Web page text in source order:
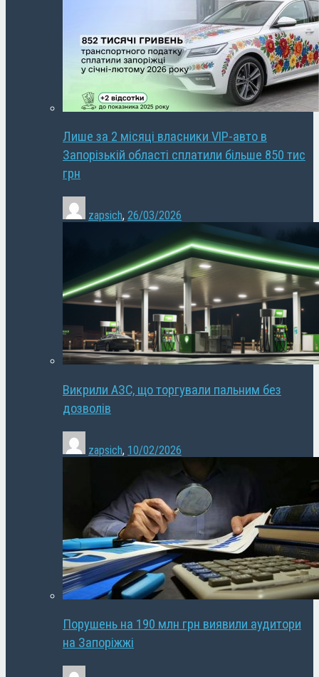
Лише за 2 місяці власники VIP-авто в
Запорізькій області сплатили більше 850 тис
грн
zapsich, 26/03/2026
Викрили АЗС, що торгували пальним без
дозволів
zapsich, 10/02/2026
Порушень на 190 млн грн виявили аудитори
на Запоріжжі